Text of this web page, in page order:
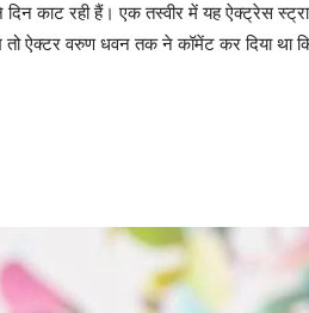
दिन काट रही हैं। एक तस्वीर में यह ऐक्ट्रेस
तो ऐक्टर वरुण धवन तक ने कॉमेंट कर दिया था